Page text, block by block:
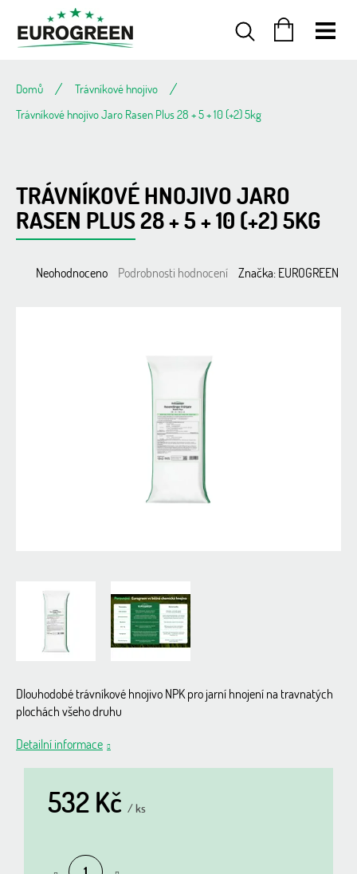
obsah
Domů
Trávníkové hnojivo
Trávníkové hnojivo Jaro Rasen Plus 28 + 5 + 10 (+2) 5kg
TRÁVNÍKOVÉ HNOJIVO JARO
RASEN PLUS 28 + 5 + 10 (+2) 5KG
Průměrné
Neohodnoceno Podrobnosti hodnocení Značka:EUROGREEN
Dlouhodobé trávníkové hnojivo NPK pro jarní hnojení na travnatých
plochách všeho druhu
Detailní informace
532 Kč / ks